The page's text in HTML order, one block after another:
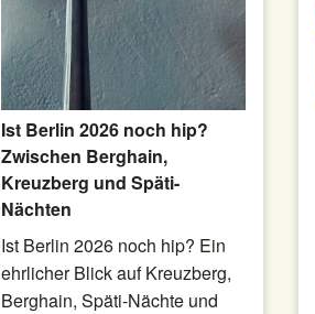
Ist Berlin 2026 noch hip?
Zwischen Berghain,
Kreuzberg und Späti-
Nächten
Ist Berlin 2026 noch hip? Ein
ehrlicher Blick auf Kreuzberg,
Berghain, Späti-Nächte und